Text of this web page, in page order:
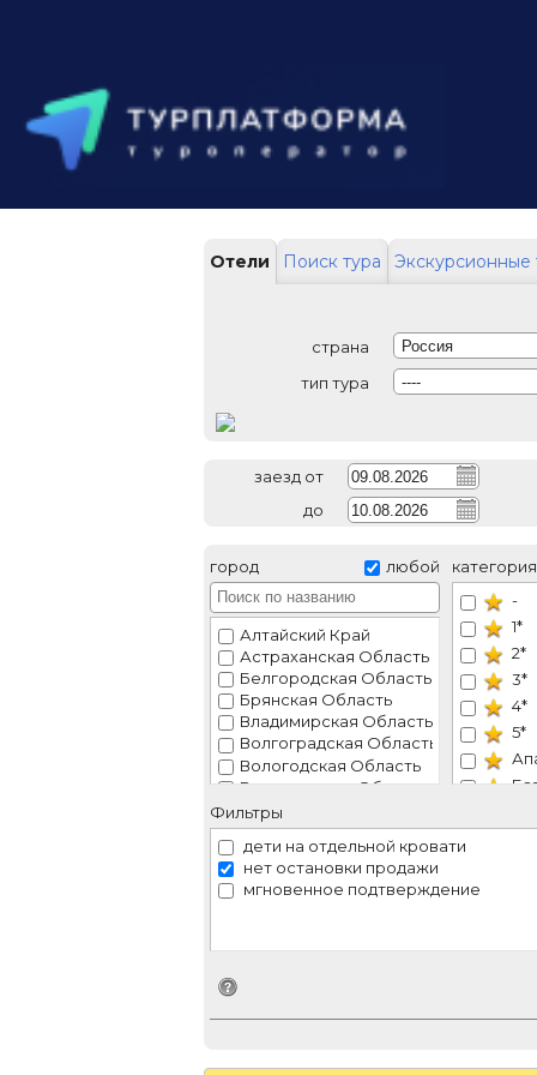
Отели Поиск тура Экскурсионные
страна
Россия
тип тура
----
заезд от
до
город любой
Алтайский Край
Астраханская Область
Белгородская Область
Брянская Область
Владимирская Область
Волгоградская Область
Вологодская Область
Воронежская Область
Ивановская Область
Иркутская Область
Калининградская Область
Калужская Область
Камчатский Край
Мордовия Республика
Московская Область
категория
-
1*
2*
3*
4*
5*
VIP
Фильтры
дети на отдельной кровати
нет остановки продажи
мгновенное подтверждение